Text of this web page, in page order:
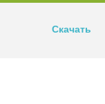
Скачать